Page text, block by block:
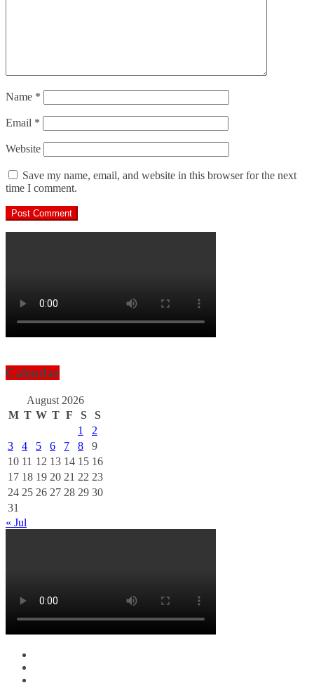
Name *
Email *
Website
Save my name, email, and website in this browser for the next
time I comment.
Calendar
August 2026
M T W T F S
S
1
2
3
4 5 6 7 8
9
10 11 12 13 14 15 16
17 18 19 20 21 22 23
24 25 26 27 28 29 30
31
« Jul